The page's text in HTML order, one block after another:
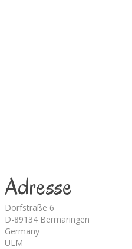
Adresse
Dorfstraße 6
D-89134 Bermaringen
Germany
ULM